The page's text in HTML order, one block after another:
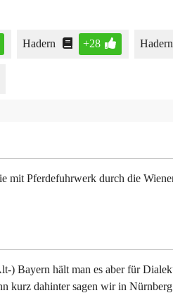
Hadern +28 Hadern
mit Pferdefuhrwerk durch die
) Bayern hält man es aber für
kurz dahinter sagen wir in